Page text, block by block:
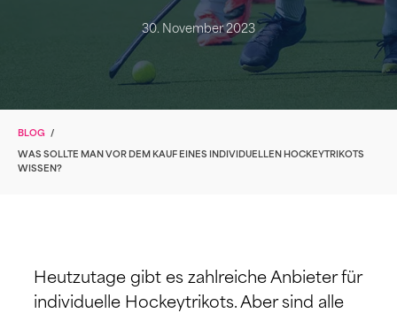
30. November 2023
BLOG /
WAS SOLLTE MAN VOR DEM KAUF EINES INDIVIDUELLEN HOCKEYTRIKOTS
WISSEN?
Heutzutage gibt es zahlreiche Anbieter für
individuelle Hockeytrikots. Aber sind alle